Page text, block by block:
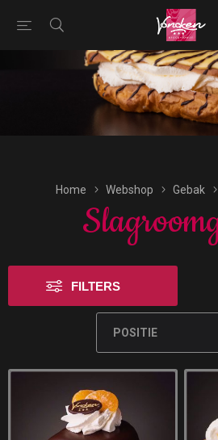
Bestellingen voor morgen
17:00 uur worden
Home Webshop Gebak
FILTERS